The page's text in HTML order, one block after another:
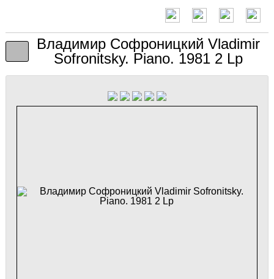
Владимир Софроницкий Vladimir
Sofronitsky. Piano. 1981 2 Lp